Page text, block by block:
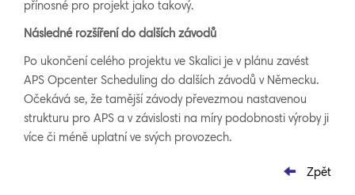
přínosné pro projekt jako takový.
Následné rozšíření do dalších závodů
Po ukončení celého projektu ve Skalici je v plánu zavést
APS Opcenter Scheduling do dalších závodů v Německu.
Očekává se, že tamější závody převezmou nastavenou
strukturu pro APS a v závislosti na míry podobnosti výroby ji
více či méně uplatní ve svých provozech.
Zpět